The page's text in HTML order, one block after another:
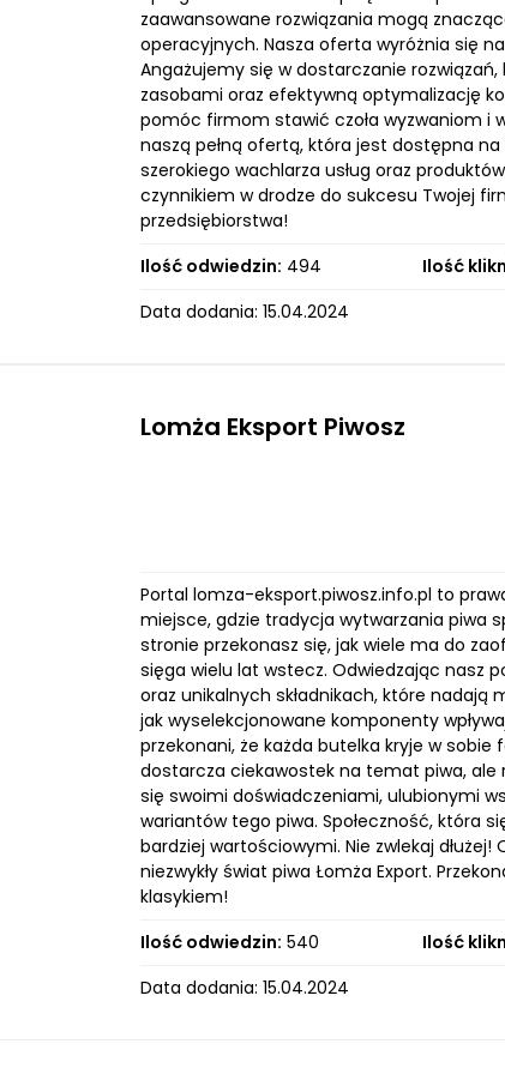
zaawansowane rozwiązania mogą
operacyjnych. Nasza oferta wyróżnia się
Angażujemy się w dostarczanie
zasobami oraz efektywną optymalizację
pomóc firmom stawić czoła wyzwaniom i
naszą pełną ofertą, która jest dostępna
szerokiego wachlarza usług oraz
czynnikiem w drodze do sukcesu Twojej
przedsiębiorstwa!
Ilość odwiedzin: 494 Ilość
Data dodania: 15.04.2024
Lomża Eksport Piwosz
Portal lomza-eksport.piwosz.info.pl to
miejsce, gdzie tradycja wytwarzania piwa
stronie przekonasz się, jak wiele ma do
sięga wielu lat wstecz. Odwiedzając nasz
oraz unikalnych składnikach, które
jak wyselekcjonowane komponenty
przekonani, że każda butelka kryje w
dostarcza ciekawostek na temat piwa, ale
się swoimi doświadczeniami, ulubionymi
wariantów tego piwa. Społeczność, która
bardziej wartościowymi. Nie zwlekaj
niezwykły świat piwa Łomża Export.
klasykiem!
Ilość odwiedzin: 540 Ilość
Data dodania: 15.04.2024